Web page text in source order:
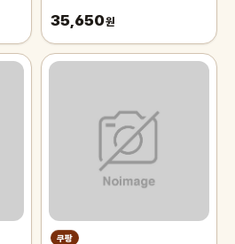
35,650원
쿠팡